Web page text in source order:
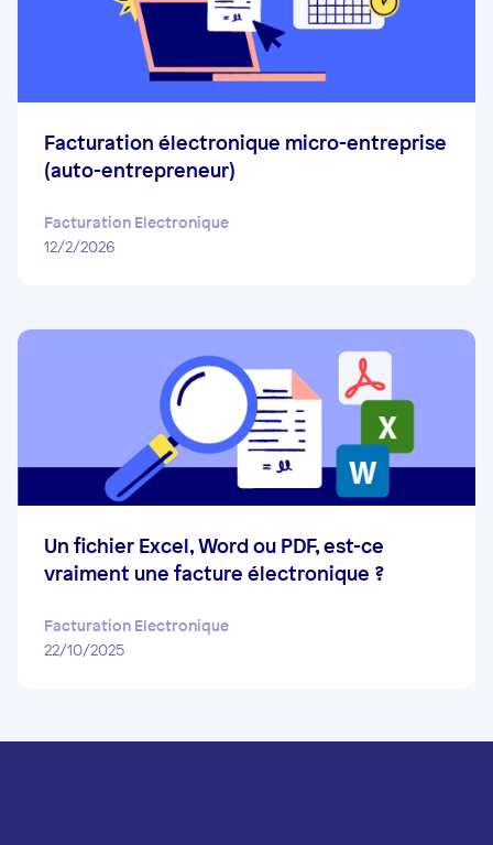
Facturation électronique micro-entreprise
(auto-entrepreneur)
Facturation Electronique
12/2/2026
Un fichier Excel, Word ou PDF, est-ce
vraiment une facture électronique ?
Facturation Electronique
22/10/2025